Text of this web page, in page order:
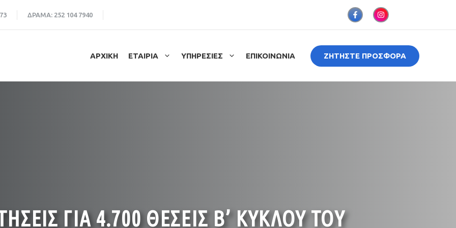
ΔΡΑΜΑ: 252 104 7940
ΑΡΧΙΚΗ ΕΤΑΙΡΙΑ ΥΠΗΡΕΣΙΕΣ ΕΠΙΚΟΙΝΩΝΙΑ ΖΗΤΗΣΤΕ ΠΡΟΣΦΟΡΑ
ΓΙΑ 4.700 ΘΕΣΕΙΣ Β’ ΚΥΚΛΟΥ ΤΟΥ